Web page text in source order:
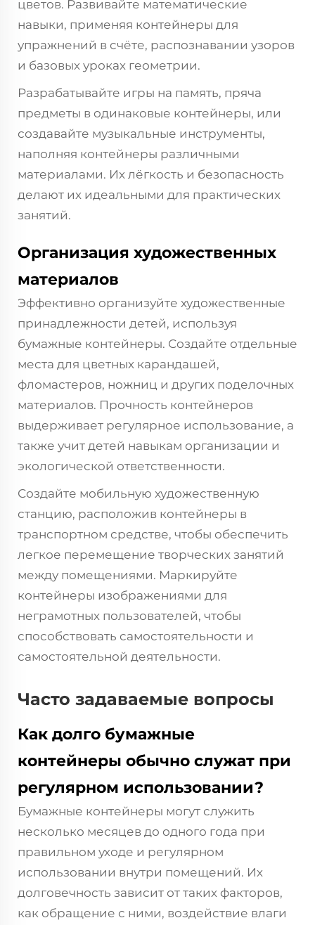
цветов. Развивайте математические
навыки, применяя контейнеры для
упражнений в счёте, распознавании узоров
и базовых уроках геометрии.
Разрабатывайте игры на память, пряча
предметы в одинаковые контейнеры, или
создавайте музыкальные инструменты,
наполняя контейнеры различными
материалами. Их лёгкость и безопасность
делают их идеальными для практических
занятий.
Организация художественных
материалов
Эффективно организуйте художественные
принадлежности детей, используя
бумажные контейнеры. Создайте отдельные
места для цветных карандашей,
фломастеров, ножниц и других поделочных
материалов. Прочность контейнеров
выдерживает регулярное использование, а
также учит детей навыкам организации и
экологической ответственности.
Создайте мобильную художественную
станцию, расположив контейнеры в
транспортном средстве, чтобы обеспечить
легкое перемещение творческих занятий
между помещениями. Маркируйте
контейнеры изображениями для
неграмотных пользователей, чтобы
способствовать самостоятельности и
самостоятельной деятельности.
Часто задаваемые вопросы
Как долго бумажные
контейнеры обычно служат при
регулярном использовании?
Бумажные контейнеры могут служить
несколько месяцев до одного года при
правильном уходе и регулярном
использовании внутри помещений. Их
долговечность зависит от таких факторов,
как обращение с ними, воздействие влаги